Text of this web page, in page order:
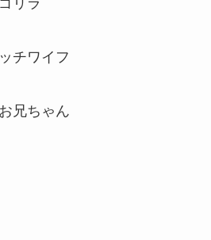
リラ
チワイフ
兄ちゃん